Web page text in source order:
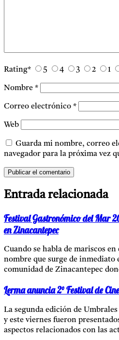
Rating* 5 4 3 2 1
Nombre *
Correo electrónico *
Web
Guarda mi nombre, correo
navegador para la próxima vez
Entrada relacionada
Festival Gastronómico del Mar
en Zinacantepec
Cuando se habla de mariscos
nombre que surge de inmediato
comunidad de Zinacantepec
Lerma anuncia 2° Festival de
La segunda edición de
y este viernes fueron
aspectos relacionados con las